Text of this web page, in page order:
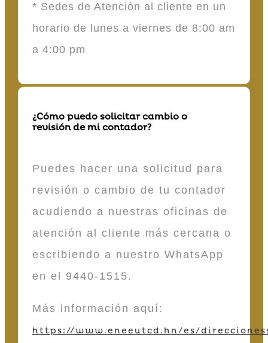
* Sedes de Atención al cliente en un
horario de lunes a viernes de 8:00 am
a 4:00 pm
¿Cómo puedo solicitar cambio o
revisión de mi contador?
Puedes hacer una solicitud para
revisión o cambio de tu contador
acudiendo a nuestras oficinas de
atención al cliente más cercana o
escribiendo a nuestro WhatsApp
en el 9440-1515.
Más información aquí:
https://www.eneeutcd.hn/es/